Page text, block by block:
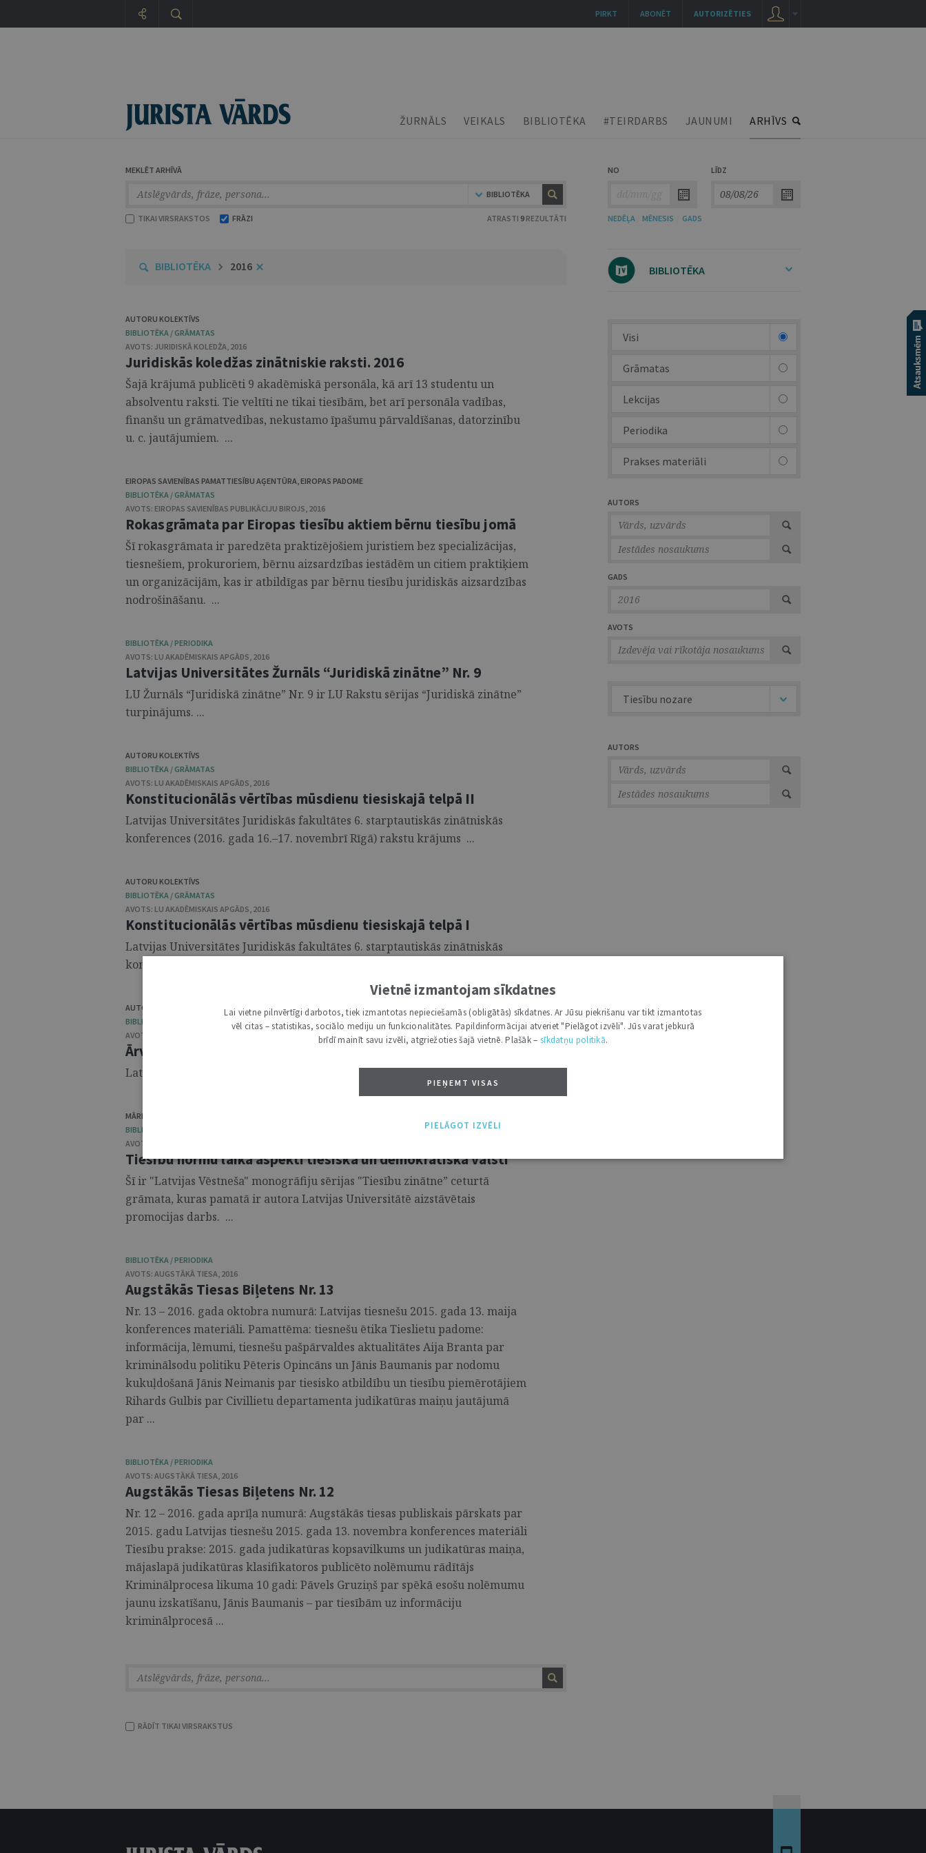
ŽURNĀLS VEIKALS BIBLIOTĒKA #TEIRDARBS JAUNUMI ARHĪVS
MEKLĒT ARHĪVĀ
BIBLIOTĒKA
TIKAI VIRSRAKSTOS FRĀZI ATRASTI 9 REZULTĀTI
NO LĪDZ
NEDĒĻA MĒNESIS GADS
BIBLIOTĒKA 2016
AUTORU KOLEKTĪVS
BIBLIOTĒKA / GRĀMATAS
AVOTS: JURIDISKĀ KOLEDŽA, 2016
Juridiskās koledžas zinātniskie raksti. 2016
Šajā krājumā publicēti 9 akadēmiskā personāla, kā arī 13 studentu un
absolventu raksti. Tie veltīti ne tikai tiesībām, bet arī personāla vadības,
finanšu un grāmatvedības, nekustamo īpašumu pārvaldīšanas, datorzinību
u. c. jautājumiem. ...
EIROPAS SAVIENĪBAS PAMATTIESĪBU AĢENTŪRA,EIROPAS PADOME
BIBLIOTĒKA / GRĀMATAS
AVOTS: EIROPAS SAVIENĪBAS PUBLIKĀCIJU BIROJS, 2016
Rokasgrāmata par Eiropas tiesību aktiem bērnu tiesību jomā
Šī rokasgrāmata ir paredzēta praktizējošiem juristiem bez specializācijas,
tiesnešiem, prokuroriem, bērnu aizsardzības iestādēm un citiem praktiķiem
un organizācijām, kas ir atbildīgas par bērnu tiesību juridiskās aizsardzības
nodrošināšanu. ...
BIBLIOTĒKA / PERIODIKA
AVOTS: LU AKADĒMISKAIS APGĀDS, 2016
Latvijas Universitātes Žurnāls “Juridiskā zinātne” Nr. 9
LU Žurnāls “Juridiskā zinātne” Nr. 9 ir LU Rakstu sērijas “Juridiskā zinātne”
turpinājums. ...
AUTORU KOLEKTĪVS
BIBLIOTĒKA / GRĀMATAS
AVOTS: LU AKADĒMISKAIS APGĀDS, 2016
Konstitucionālās vērtības mūsdienu tiesiskajā telpā II
Latvijas Universitātes Juridiskās fakultātes 6. starptautiskās zinātniskās
konferences (2016. gada 16.–17. novembrī Rīgā) rakstu krājums ...
AUTORU KOLEKTĪVS
BIBLIOTĒKA / GRĀMATAS
AVOTS: LU AKADĒMISKAIS APGĀDS, 2016
Konstitucionālās vērtības mūsdienu tiesiskajā telpā I
Latvijas Universitātes Juridiskās fakultātes 6. starptautiskās zinātniskās
konferences (2016. gada 16.–17. novembrī Rīgā) rakstu krājums ...
AUTORU KOLEKTĪVS
BIBLIOTĒKA / GRĀMATAS
AVOTS:
Ārvalsts investīcijas: kad tiesības mijiedarbojas
Latvijas Universitātes 74. zinātniskās konferences rakstu krājums ...
MĀRIS ONŽEVS
BIBLIOTĒKA / GRĀMATAS
AVOTS:
Tiesību normu laika aspekti tiesiskā un demokrātiskā valstī
Šī ir "Latvijas Vēstneša" monogrāfiju sērijas "Tiesību zinātne” ceturtā
grāmata, kuras pamatā ir autora Latvijas Universitātē aizstāvētais
promocijas darbs. ...
BIBLIOTĒKA / PERIODIKA
AVOTS: AUGSTĀKĀ TIESA, 2016
Augstākās Tiesas Biļetens Nr. 13
Nr. 13 – 2016. gada oktobra numurā: Latvijas tiesnešu 2015. gada 13. maija
konferences materiāli. Pamattēma: tiesnešu ētika Tieslietu padome:
informācija, lēmumi, tiesnešu pašpārvaldes aktualitātes Aija Branta par
kriminālsodu politiku Pēteris Opincāns un Jānis Baumanis par nodomu
kukuļdošanā Jānis Neimanis par tiesisko atbildību un tiesību piemērotājiem
Rihards Gulbis par Civillietu departamenta judikatūras maiņu jautājumā
par ...
BIBLIOTĒKA / PERIODIKA
AVOTS: AUGSTĀKĀ TIESA, 2016
Augstākās Tiesas Biļetens Nr. 12
Nr. 12 – 2016. gada aprīļa numurā: Augstākās tiesas publiskais pārskats par
2015. gadu Latvijas tiesnešu 2015. gada 13. novembra konferences materiāli
Tiesību prakse: 2015. gada judikatūras kopsavilkums un judikatūras maiņa,
mājaslapā judikatūras klasifikatoros publicēto nolēmumu rādītājs
Kriminālprocesa likuma 10 gadi: Pāvels Gruziņš par spēkā esošu nolēmumu
jaunu izskatīšanu, Jānis Baumanis – par tiesībām uz informāciju
kriminālprocesā ...
RĀDĪT TIKAI VIRSRAKSTUS
BIBLIOTĒKA
Visi
Grāmatas
Lekcijas
Periodika
Prakses materiāli
AUTORS
GADS
AVOTS
Tiesību nozare
AUTORS
AUTORIZĒTIES
ABONĒT
PIRKT
Vietnē izmantojam sīkdatnes
Lai vietne pilnvērtīgi darbotos, tiek izmantotas nepieciešamās (obligātās) sīkdatnes. Ar Jūsu piekrišanu var tikt izmantotas
vēl citas – statistikas, sociālo mediju un funkcionalitātes. Papildinformācijai atveriet "Pielāgot izvēli". Jūs varat jebkurā
brīdī mainīt savu izvēli, atgriežoties šajā vietnē. Plašāk – sīkdatņu politikā.
PIEŅEMT VISAS
PIELĀGOT IZVĒLI